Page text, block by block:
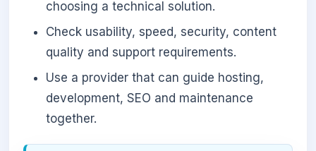
choosing a technical solution.
Check usability, speed, security, content
quality and support requirements.
Use a provider that can guide hosting,
development, SEO and maintenance
together.